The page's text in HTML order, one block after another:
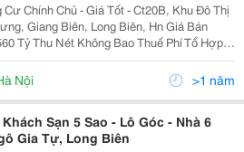
Cư Chính Chủ - Giá Tốt - Ct20B, Khu Đô Thị
Giang Biên, Long Biên, Hn Giá Bán
Tỷ Thu Nét Không Bao Thuế Phí Tổ Hợp
Siêu Đẹp. - 500M Sang Vincom Long Biên
Cục Thuế Long Biên - 400M...
Nội >1 năm
Sạn 5 Sao - Lô Góc - Nhà 6
Gia Tự, Long Biên